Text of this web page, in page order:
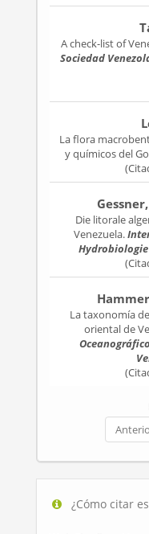
A check-list of
Sociedad
La flora
y químicos del
Die litorale
Venezuela.
La taxonomía
oriental de
¿Cómo citar